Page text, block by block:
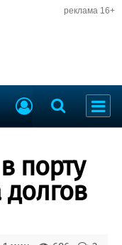
реклама 16+
порту
долгов